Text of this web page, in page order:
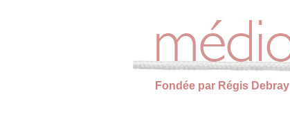
Fondée par Régis Debray